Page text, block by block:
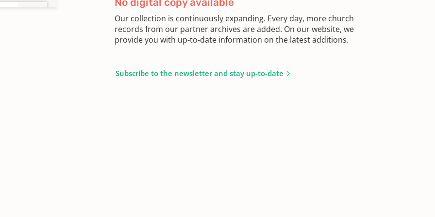
Our collection is continuously expanding. Every day, more church
records from our partner archives are added. On our website, we
provide you with up-to-date information on the latest additions.
Subscribe to the newsletter and stay up-to-date